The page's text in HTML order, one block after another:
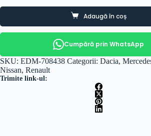
Adaugă în coș
Cumpără prin WhatsApp
SKU: EDM-708438 Categorii: Dacia,
Nissan, Renault
Trimite link-ul: